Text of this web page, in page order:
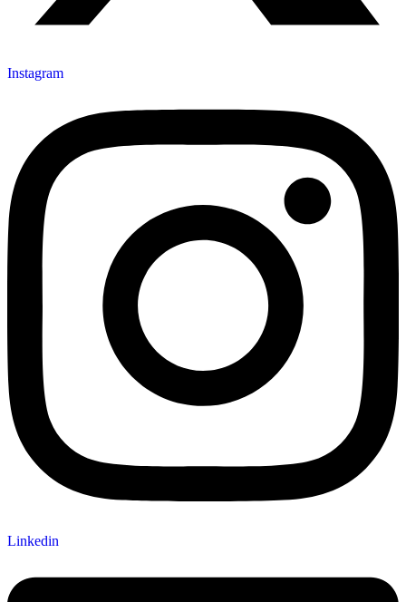
Instagram
Linkedin